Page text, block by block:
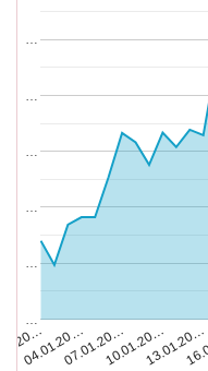
04.01.20…07.01.20…10.01.20…13.01.20…
…
…
…
…